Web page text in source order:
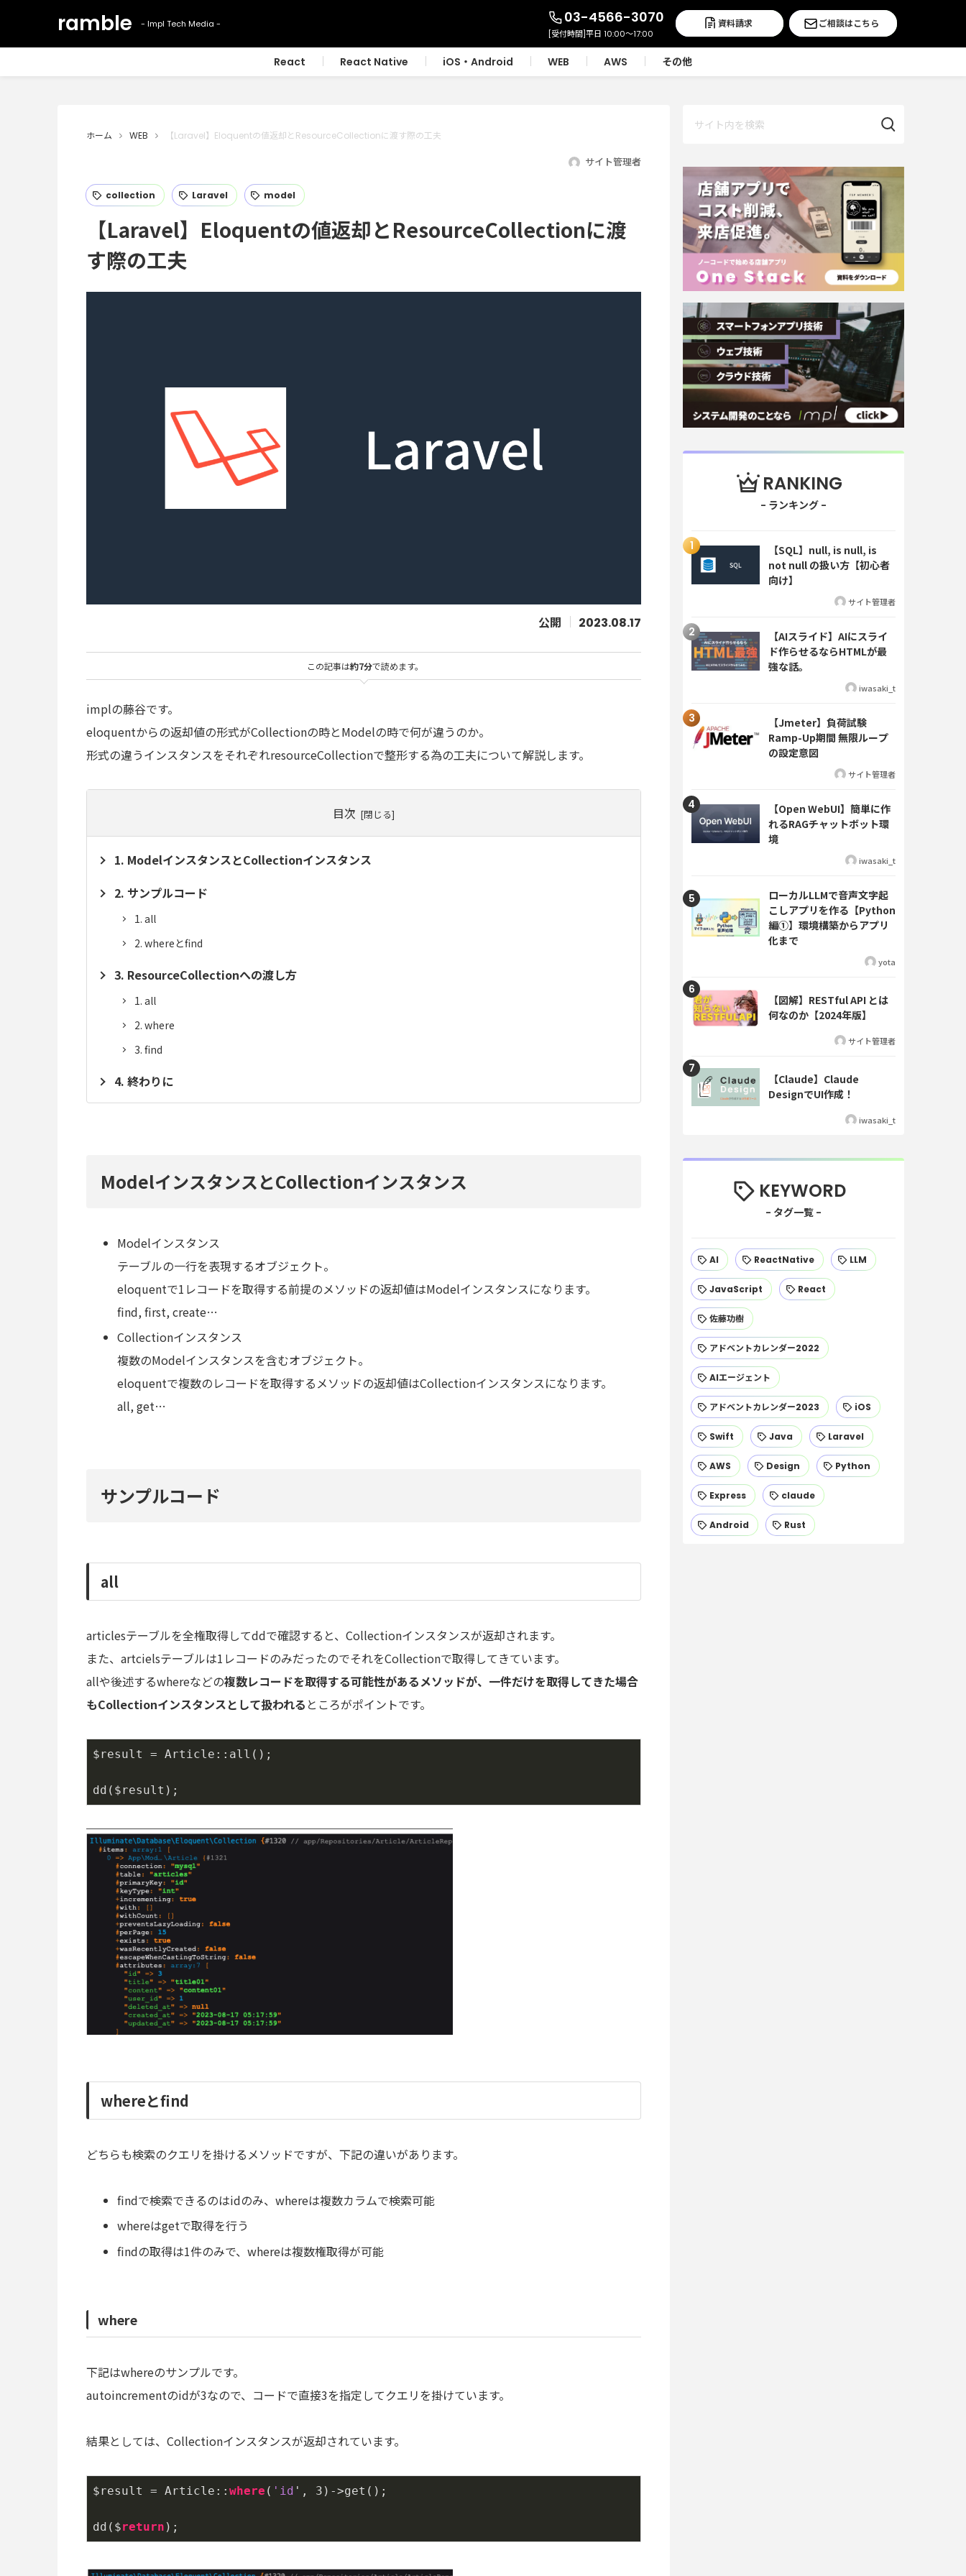
React React Native iOS・Android WEB AWS その他
03-4566-3070 資料請求 ご相談はこちら
ホーム WEB 【Laravel】Eloquentの値返却とResourceCollectionに渡す際の工夫
サイト管理者
collection Laravel model
【Laravel】Eloquentの値返却とResourceCollectionに渡
す際の工夫
2023.08.17
この記事は約7分で読めます。
implの藤谷です。
eloquentからの返却値の形式がCollectionの時とModelの時で何が違うのか。
形式の違うインスタンスをそれぞれresourceCollectionで整形する為の工夫について解説します。
目次
ModelインスタンスとCollectionインスタンス
サンプルコード
all
whereとfind
ResourceCollectionへの渡し方
all
where
find
終わりに
ModelインスタンスとCollectionインスタンス
Modelインスタンス
テーブルの一行を表現するオブジェクト。
eloquentで1レコードを取得する前提のメソッドの返却値はModelインスタンスになります。
find, first, create…
Collectionインスタンス
複数のModelインスタンスを含むオブジェクト。
eloquentで複数のレコードを取得するメソッドの返却値はCollectionインスタンスになります。
all, get…
サンプルコード
all
articlesテーブルを全権取得してddで確認すると、Collectionインスタンスが返却されます。
また、artcielsテーブルは1レコードのみだったのでそれをCollectionで取得してきています。
allや後述するwhereなどの複数レコードを取得する可能性があるメソッドが、一件だけを取得してきた場合
もCollectionインスタンスとして扱われる ところがポイントです。
$result = Article::all();
dd($result);
whereとfind
どちらも検索のクエリを掛けるメソッドですが、下記の違いがあります。
findで検索できるのはidのみ、whereは複数カラムで検索可能
whereはgetで取得を行う
findの取得は1件のみで、whereは複数権取得が可能
where
下記はwhereのサンプルです。
autoincrementのidが3なので、コードで直接3を指定してクエリを掛けています。
結果としては、Collectionインスタンスが返却されています。
$result = Article:: where ( 'id ', 3 )->get();
dd($return );
RANKING
【SQL】null, is null, is
not null の扱い方【初心者
向け】
サイト管理者
【AIスライド】AIにスライ
ド作らせるならHTMLが最
強な話。
iwasaki_t
【Jmeter】負荷試験
Ramp-Up期間 無限ループ
の設定意図
サイト管理者
【Open WebUI】簡単に作
れるRAGチャットボット環
境
iwasaki_t
ローカルLLMで音声文字起
こしアプリを作る【Python
編①】環境構築からアプリ
化まで
yota
【図解】RESTful API とは
何なのか【2024年版】
サイト管理者
【Claude】Claude
DesignでUI作成！
iwasaki_t
KEYWORD
AI ReactNative LLM
JavaScript React
佐藤功樹
アドベントカレンダー2022
AIエージェント
アドベントカレンダー2023 iOS
Swift Java Laravel
AWS Design Python
Express claude
Android Rust